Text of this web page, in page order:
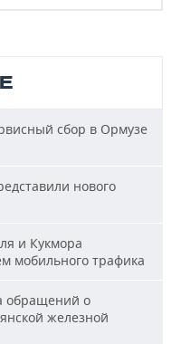
сбор в Ормузе
нового
и Кукмора
мобильного трафика
обращений о
железной